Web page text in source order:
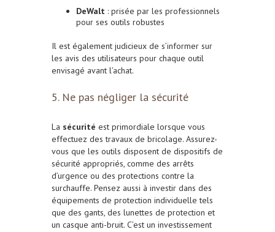
DeWalt : prisée par les professionnels
pour ses outils robustes
Il est également judicieux de s’informer sur
les avis des utilisateurs pour chaque outil
envisagé avant l’achat.
5. Ne pas négliger la sécurité
La sécurité est primordiale lorsque vous
effectuez des travaux de bricolage. Assurez-
vous que les outils disposent de dispositifs de
sécurité appropriés, comme des arrêts
d’urgence ou des protections contre la
surchauffe. Pensez aussi à investir dans des
équipements de protection individuelle tels
que des gants, des lunettes de protection et
un casque anti-bruit. C’est un investissement